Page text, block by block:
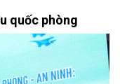
quốc phòng